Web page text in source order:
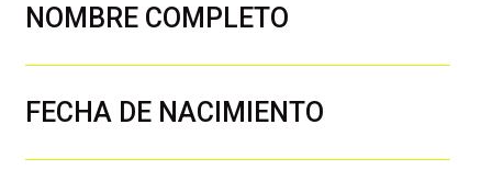
NOMBRE COMPLETO
FECHA DE NACIMIENTO